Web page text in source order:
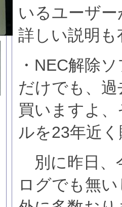
いるユーザ
詳しい説明
・NEC解除
だけでも、
買いますよ
ルを23年近
別に昨日、
ログでも無